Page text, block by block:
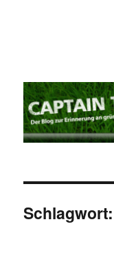
Schlagwort: